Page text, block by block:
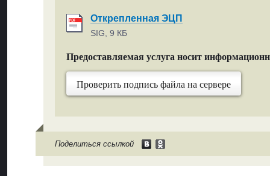
Открепленная ЭЦП
SIG, 9 КБ
Предоставляемая услуга носит
Проверить подпись файла на сервере
Поделиться ссылкой